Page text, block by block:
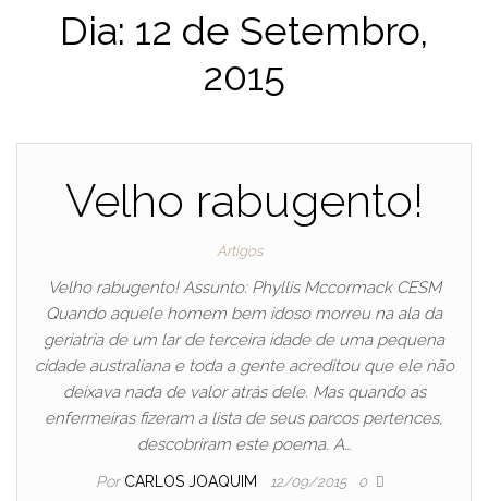
Dia: 12 de Setembro,
2015
Velho rabugento!
Artigos
Velho rabugento! Assunto: Phyllis Mccormack CESM
Quando aquele homem bem idoso morreu na ala da
geriatria de um lar de terceira idade de uma pequena
cidade australiana e toda a gente acreditou que ele não
deixava nada de valor atrás dele. Mas quando as
enfermeiras fizeram a lista de seus parcos pertences,
descobriram este poema. A…
Por CARLOS JOAQUIM 12/09/2015 0